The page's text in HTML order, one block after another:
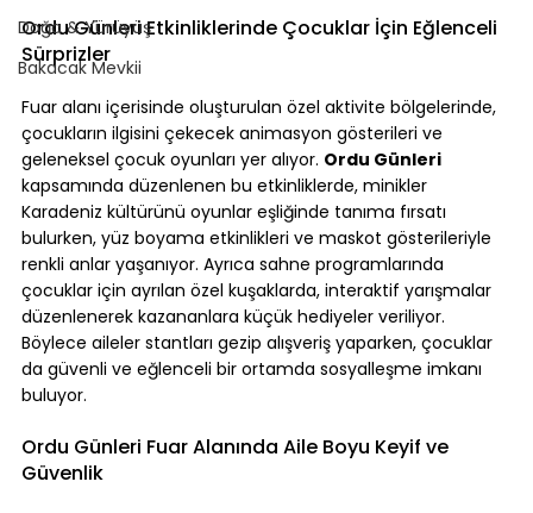
Doğa & Yürüyüş
Bakacak Mevkii
Ordu Günleri Etkinliklerinde Çocuklar İçin Eğlenceli
Sürprizler
Fuar alanı içerisinde oluşturulan özel aktivite bölgelerinde,
çocukların ilgisini çekecek animasyon gösterileri ve
geleneksel çocuk oyunları yer alıyor. Ordu Günleri
kapsamında düzenlenen bu etkinliklerde, minikler
Karadeniz kültürünü oyunlar eşliğinde tanıma fırsatı
bulurken, yüz boyama etkinlikleri ve maskot gösterileriyle
renkli anlar yaşanıyor. Ayrıca sahne programlarında
çocuklar için ayrılan özel kuşaklarda, interaktif yarışmalar
düzenlenerek kazananlara küçük hediyeler veriliyor.
Böylece aileler stantları gezip alışveriş yaparken, çocuklar
da güvenli ve eğlenceli bir ortamda sosyalleşme imkanı
buluyor.
Ordu Günleri Fuar Alanında Aile Boyu Keyif ve
Güvenlik